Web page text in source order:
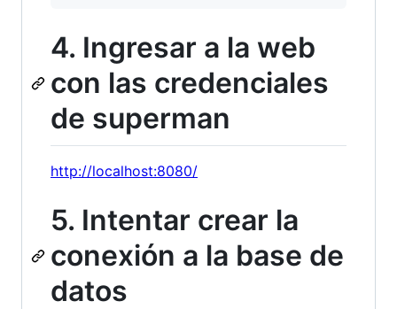
4. Ingresar a la web
con las credenciales
de superman
http://localhost:8080/
5. Intentar crear la
conexión a la base de
datos